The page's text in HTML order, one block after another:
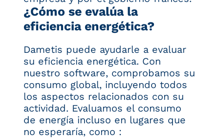
¿Cómo se evalúa la
eficiencia energética?
Dametis puede ayudarle a evaluar
su eficiencia energética. Con
nuestro software, comprobamos su
consumo global, incluyendo todos
los aspectos relacionados con su
actividad. Evaluamos el consumo
de energía incluso en lugares que
no esperaría, como :